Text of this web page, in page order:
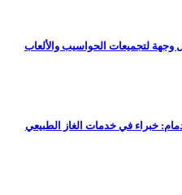
خبراء في خدمات الغاز الطبيعي